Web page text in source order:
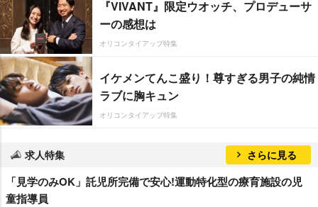
『VIVANT』限定ウオッチ、プロデューサ
ーの感想は
オリコンタイアップ特集
イケメンてんこ盛り！尊すぎる男子の純情
ラブに胸キュン
オリコンタイアップ特集
求人特集 さらに見る
「見学のみOK」託児所完備で安心!運動特化型の療育施設の児
童指導員